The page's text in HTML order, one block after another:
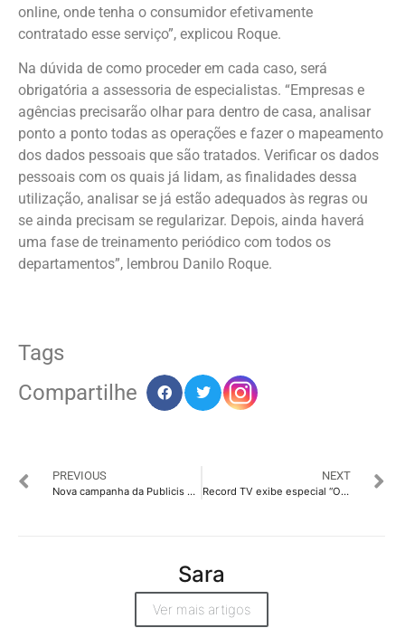
online, onde tenha o consumidor efetivamente
contratado esse serviço”, explicou Roque.
Na dúvida de como proceder em cada caso, será
obrigatória a assessoria de especialistas. “Empresas e
agências precisarão olhar para dentro de casa, analisar
ponto a ponto todas as operações e fazer o mapeamento
dos dados pessoais que são tratados. Verificar os dados
pessoais com os quais já lidam, as finalidades dessa
utilização, analisar se já estão adequados às regras ou
se ainda precisam se regularizar. Depois, ainda haverá
uma fase de treinamento periódico com todos os
departamentos”, lembrou Danilo Roque.
Tags
Compartilhe
PREVIOUS
Nova campanha da Publicis divulga Heineken TV
NEXT
Record TV exibe especial “O verdadeiro significado da Páscoa”
Sara
Ver mais artigos